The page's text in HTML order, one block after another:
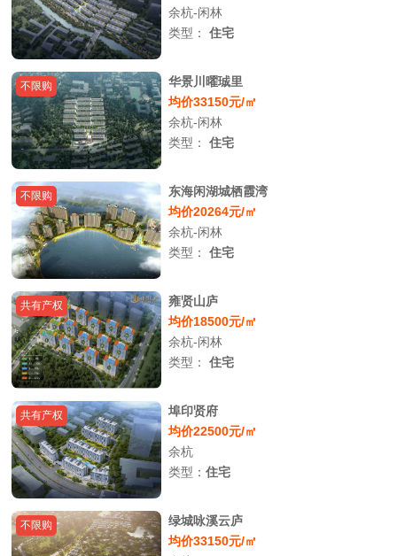
余杭-闲林
类型：住宅
不限购
华景川曜珹里
均价33150元/㎡
余杭-闲林
类型：住宅
不限购
东海闲湖城栖霞湾
均价20264元/㎡
余杭-闲林
类型：住宅
共有产权
雍贤山庐
均价18500元/㎡
余杭-闲林
类型：住宅
共有产权
埠印贤府
均价22500元/㎡
余杭
类型：住宅
不限购
绿城咏溪云庐
均价33150元/㎡